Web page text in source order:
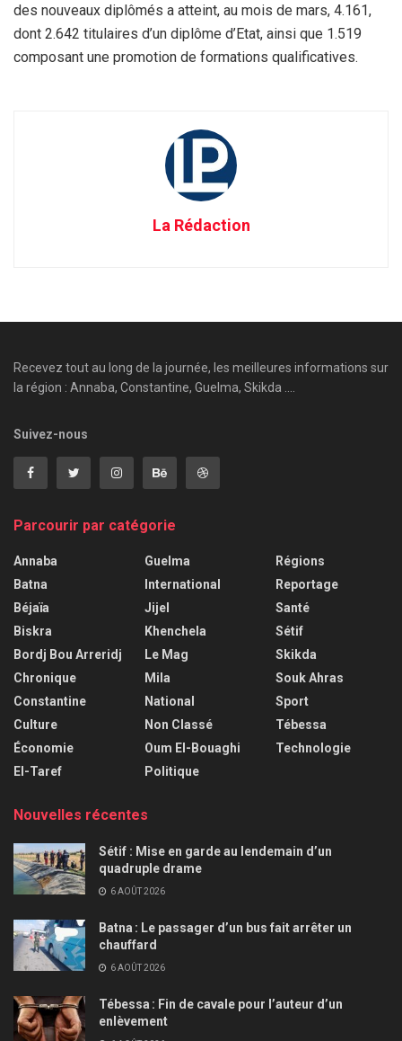
des nouveaux diplômés a atteint, au mois de mars, 4.161,
dont 2.642 titulaires d’un diplôme d’Etat, ainsi que 1.519
composant une promotion de formations qualificatives.
La Rédaction
Recevez tout au long de la journée, les meilleures informations sur
la région : Annaba, Constantine, Guelma, Skikda ....
Suivez-nous
Parcourir par catégorie
Annaba
Batna
Béjaïa
Biskra
Bordj Bou Arreridj
Chronique
Constantine
Culture
Économie
El-Taref
Guelma
International
Jijel
Khenchela
Le Mag
Mila
National
Non Classé
Oum El-Bouaghi
Politique
Régions
Reportage
Santé
Sétif
Skikda
Souk Ahras
Sport
Tébessa
Technologie
Nouvelles récentes
Sétif : Mise en garde au lendemain d’un
quadruple drame
6 AOÛT 2026
Batna : Le passager d’un bus fait arrêter un
chauffard
6 AOÛT 2026
Tébessa : Fin de cavale pour l’auteur d’un
enlèvement